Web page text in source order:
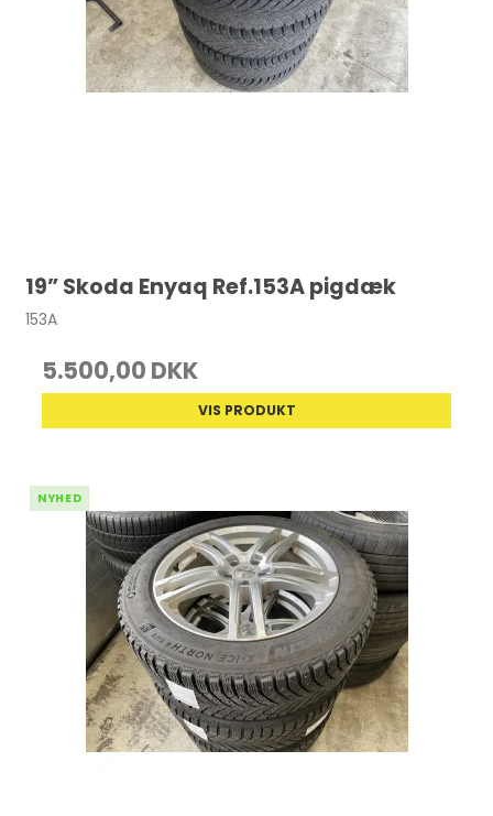
19” Skoda Enyaq Ref.153A pigdæk
153A
5.500,00 DKK
VIS PRODUKT
NYHED